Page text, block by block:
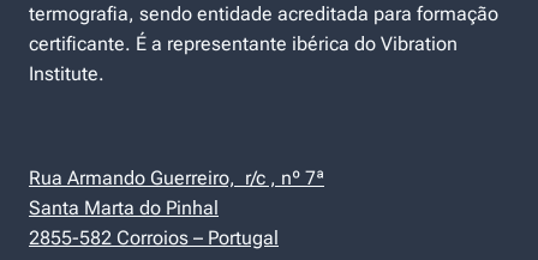
termografia, sendo entidade acreditada para formação
certificante. É a representante ibérica do Vibration
Institute.
Rua Armando Guerreiro, r/c , nº 7ª
Santa Marta do Pinhal
2855-582 Corroios – Portugal